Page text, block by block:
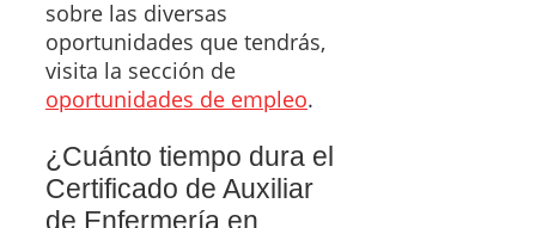
sobre las diversas
oportunidades que tendrás,
visita la sección de
oportunidades de empleo.
¿Cuánto tiempo dura el
Certificado de Auxiliar
de Enfermería en